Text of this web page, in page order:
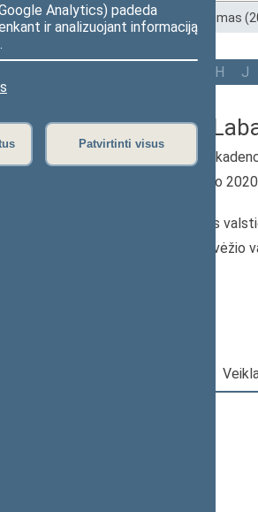
Analytics) padeda
ir analizuojant informaciją
Patvirtinti visus
>Ankstesnės kadencijos XIII Seimas
H J
Deividas
2020–2024 m.
Seimo narys nuo
Iškėlė: Lietuvos
Išrinktas: Panevėžio